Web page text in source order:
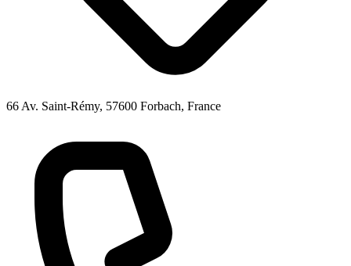
66 Av. Saint-Rémy, 57600 Forbach, France